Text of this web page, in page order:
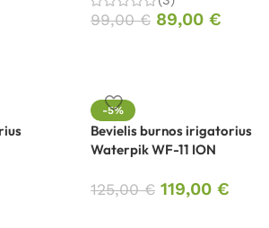
99,00€ 89,00 €
-5%
Bevielis burnos irigatorius
Waterpik WF-11 ION
125,00€ 119,00 €